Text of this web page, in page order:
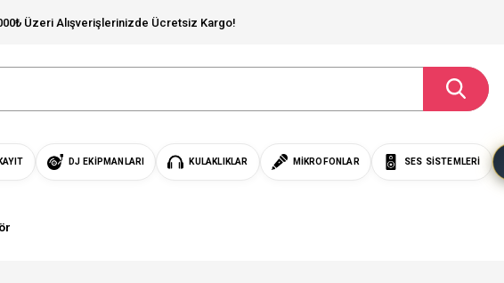
Üzeri Alışverişlerinizde Ücretsiz Kargo!
DJ EKIPMANLARI KULAKLIKLAR MIKROFONLAR SES SISTEMLERI